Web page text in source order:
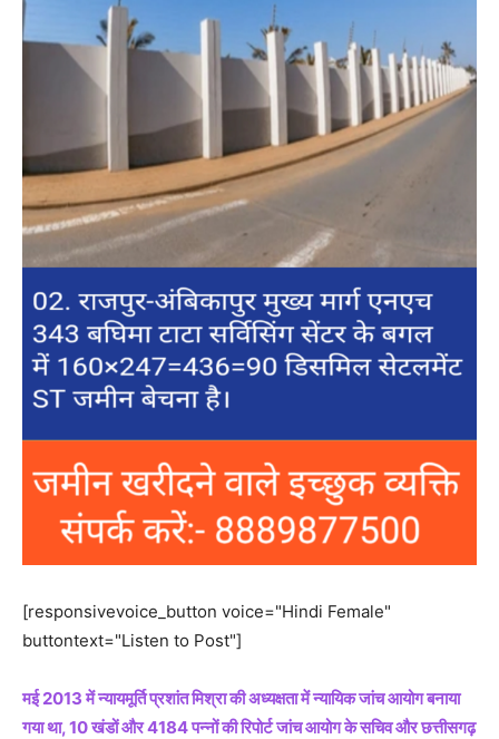
[responsivevoice_button voice="Hindi Female"
buttontext="Listen to Post"]
मई 2013 में न्यायमूर्ति प्रशांत मिश्रा की अध्यक्षता में न्यायिक जांच आयोग बनाया
गया था, 10 खंडों और 4184 पन्नों की रिपोर्ट जांच आयोग के सचिव और छत्तीसगढ़